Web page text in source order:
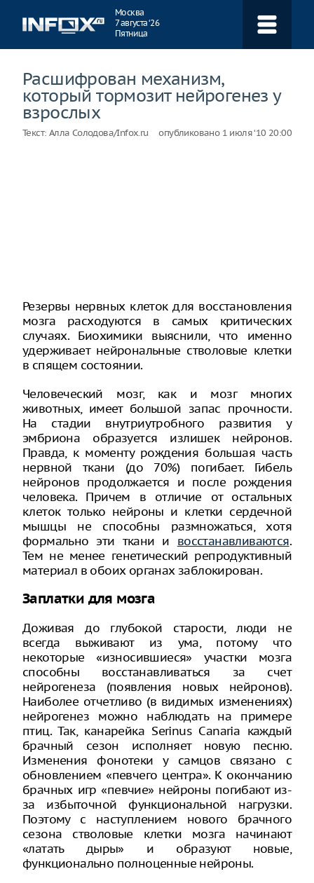
Москва
7 августа ‘26
Пятница
Расшифрован механизм,
который тормозит нейрогенез у
взрослых
Текст: Алла Солодова/Infox.ru опубликовано 1 июля ‘10 20:00
Резервы нервных клеток для восстановления
мозга расходуются в самых критических
случаях. Биохимики выяснили, что именно
удерживает нейрональные стволовые клетки
в спящем состоянии.
Человеческий мозг, как и мозг многих
животных, имеет большой запас прочности.
На стадии внутриутробного развития у
эмбриона образуется излишек нейронов.
Правда, к моменту рождения большая часть
нервной ткани (до 70%) погибает. Гибель
нейронов продолжается и после рождения
человека. Причем в отличие от остальных
клеток только нейроны и клетки сердечной
мышцы не способны размножаться, хотя
формально эти ткани и восстанавливаются.
Тем не менее генетический репродуктивный
материал в обоих органах заблокирован.
Заплатки для мозга
Доживая до глубокой старости, люди не
всегда выживают из ума, потому что
некоторые «износившиеся» участки мозга
способны восстанавливаться за счет
нейрогенеза (появления новых нейронов).
Наиболее отчетливо (в видимых изменениях)
нейрогенез можно наблюдать на примере
птиц. Так, канарейка Serinus Canaria каждый
брачный сезон исполняет новую песню.
Изменения фонотеки у самцов связано с
обновлением «певчего центра». К окончанию
брачных игр «певчие» нейроны погибают из-
за избыточной функциональной нагрузки.
Поэтому с наступлением нового брачного
сезона стволовые клетки мозга начинают
«латать дыры» и образуют новые,
функционально полноценные нейроны.